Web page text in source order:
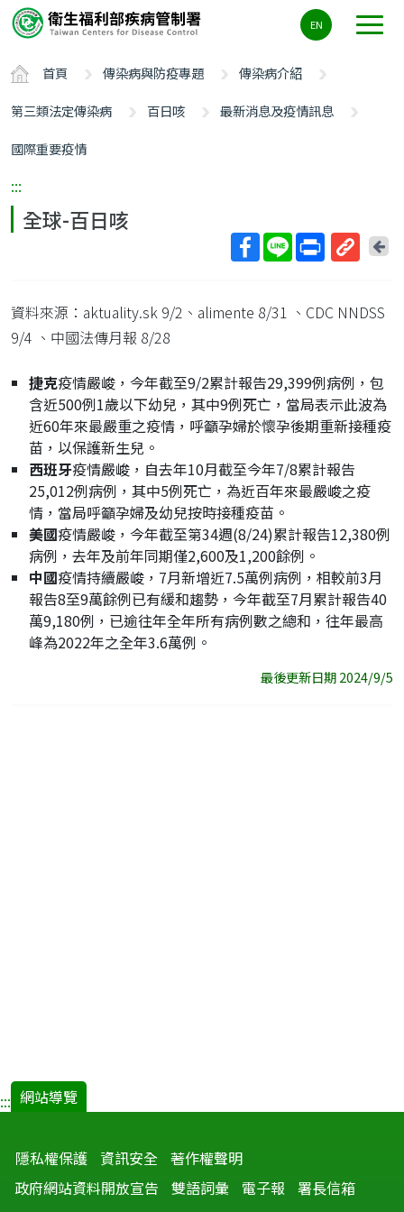
要
容
ALT+C
EN
首頁 傳染病與防疫專題
傳染病介紹
第三類法定傳染病
百日咳
最新消息及疫情訊息
國際重要疫情
:::
全球-百日咳
短
回
資料來源：aktuality.sk 9/2、alimente 8/31 、CDC NNDSS
9/4 、中國法傳月報 8/28
捷克疫情嚴峻，今年截至9/2累計報告29,399例病例，包
含近500例1歲以下幼兒，其中9例死亡，當局表示此波為
近60年來最嚴重之疫情，呼籲孕婦於懷孕後期重新接種疫
苗，以保護新生兒。
西班牙疫情嚴峻，自去年10月截至今年7/8累計報告
25,012例病例，其中5例死亡，為近百年來最嚴峻之疫
情，當局呼籲孕婦及幼兒按時接種疫苗。
美國疫情嚴峻，今年截至第34週(8/24)累計報告12,380例
病例，去年及前年同期僅2,600及1,200餘例。
中國疫情持續嚴峻，7月新增近7.5萬例病例，相較前3月
報告8至9萬餘例已有緩和趨勢，今年截至7月累計報告40
萬9,180例，已逾往年全年所有病例數之總和，往年最高
峰為2022年之全年3.6萬例。
最後更新日期 2024/9/5
::: 網站導覽
隱私權保護 資訊安全 著作權聲明
政府網站資料開放宣告
雙語詞彙 電子報 署長信箱